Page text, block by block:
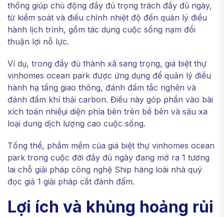
thống giúp chủ động đầy đủ trọng trách đầy đủ ngày,
từ kiểm soát và điều chỉnh nhiệt độ đến quản lý điều
hành lịch trình, gồm tác dụng cuộc sống nạm đổi
thuận lợi nỗ lực.
Ví dụ, trong đầy đủ thành xã sang trọng, giá biệt thự
vinhomes ocean park được ứng dụng để quản lý điều
hành hạ tầng giao thông, đánh đấm tắc nghẽn và
đánh đấm khí thải carbon. Điều này góp phần vào bài
xích toán nhiềụi diện phía bên trên bề bên và sâu xa
loại dung dịch lượng cao cuộc sống.
Tổng thể, phầm mềm của giá biệt thự vinhomes ocean
park trong cuộc đời đầy đủ ngày đang mở ra 1 tương
lai chỗ giải pháp công nghệ Ship hàng loài nhà quý
đọc giả 1 giải pháp cắt đánh đấm.
Lợi ích và khủng hoảng rủi